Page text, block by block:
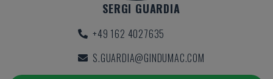
SERGI GUARDIA
+49 162 4027635
S.GUARDIA@GINDUMAC.COM